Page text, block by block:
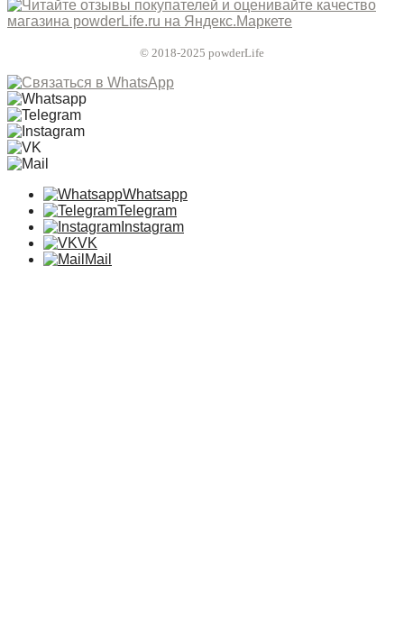
© 2018-2025 powderLife
Whatsapp
Telegram
Instagram
VK
Mail